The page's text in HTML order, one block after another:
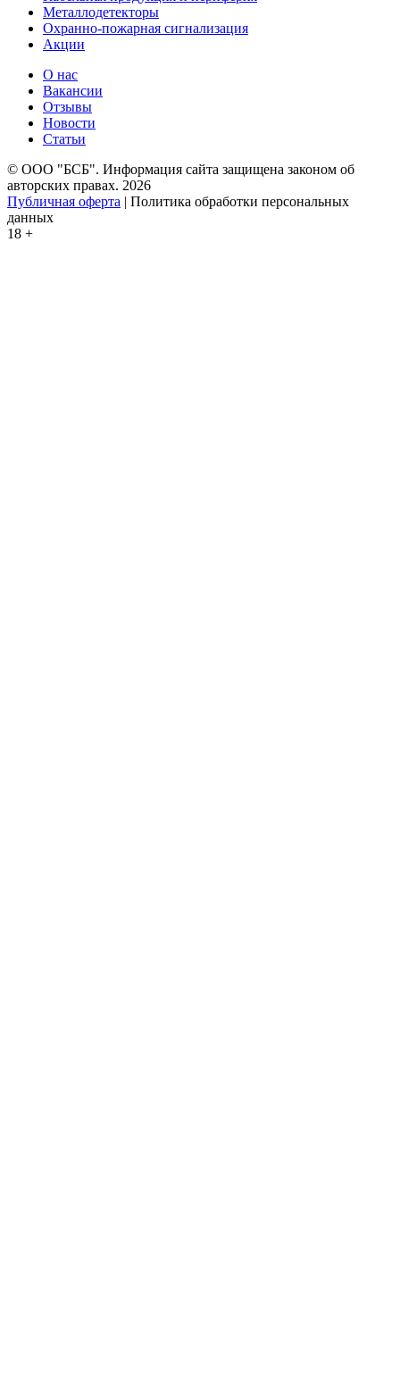
Металлодетекторы
Охранно-пожарная сигнализация
Акции
О нас
Вакансии
Отзывы
Новости
Статьи
© ООО "БСБ". Информация сайта защищена законом об
авторских правах. 2026
Публичная оферта | Политика обработки персональных
данных
18 +